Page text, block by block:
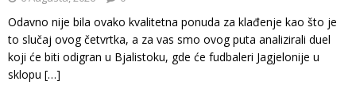
Odavno nije bila ovako kvalitetna ponuda za klađenje kao što je
to slučaj ovog četvrtka, a za vas smo ovog puta analizirali duel
koji će biti odigran u Bjalistoku, gde će fudbaleri Jagjelonije u
sklopu […]